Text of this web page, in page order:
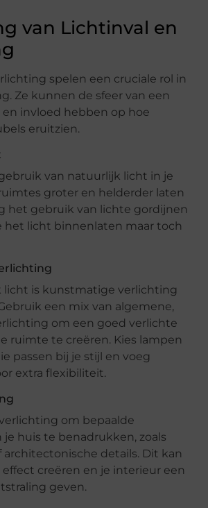
van Lichtinval en
spelen een cruciale rol in
Ze kunnen de sfeer van een
invloed hebben op hoe
eruitzien.
van natuurlijk licht in je
groter en helderder laten
het gebruik van lichte gordijnen
het licht binnenlaten maar toch
licht is kunstmatige verlichting
een mix van algemene,
om een goed verlichte
ruimte te creëren. Kies lampen
passen bij je stijl en voeg
extra flexibiliteit.
om bepaalde
huis te benadrukken, zoals
details. Dit kan
creëren en je interieur een
geven.